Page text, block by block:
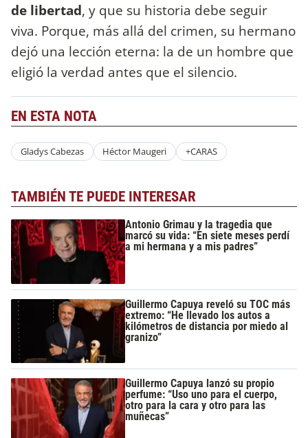
de libertad, y que su historia debe seguir
viva. Porque, más allá del crimen, su hermano
dejó una lección eterna: la de un hombre que
eligió la verdad antes que el silencio.
EN ESTA NOTA
Gladys Cabezas Héctor Maugeri +CARAS
TAMBIÉN TE PUEDE INTERESAR
Antonio Grimau y la tragedia que
marcó su vida: “En siete meses perdí
a mi hermana y a mis padres”
Guillermo Capuya reveló su TOC más
extremo: “He llevado los autos a
kilómetros de distancia por miedo al
granizo”
Guillermo Capuya lanzó su propio
perfume: “Uso uno para el cuerpo,
otro para la cara y otro para las
muñecas”